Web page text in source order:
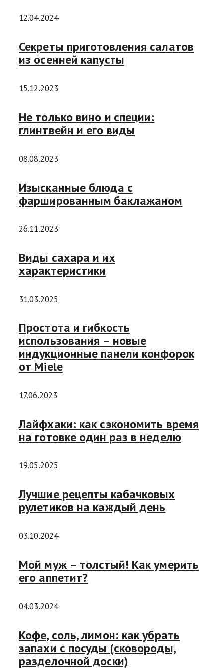
12.04.2024
Секреты приготовления салатов
из осенней капусты
15.12.2023
Не только вино и специи:
глинтвейн и его виды
08.08.2023
Изысканные блюда с
фаршированным баклажаном
26.11.2023
Виды сахара и их
характеристики
31.03.2025
Простота и гибкость
использования – новые
индукционные панели конфорок
от Miele
17.06.2023
Лайфхаки: как сэкономить время
на готовке один раз в неделю
19.05.2025
Лучшие рецепты кабачковых
рулетиков на каждый день
03.10.2024
Мой муж – толстый! Как умерить
его аппетит?
04.03.2024
Кофе, соль, лимон: как убрать
запахи с посуды (сковороды,
разделочной доски)